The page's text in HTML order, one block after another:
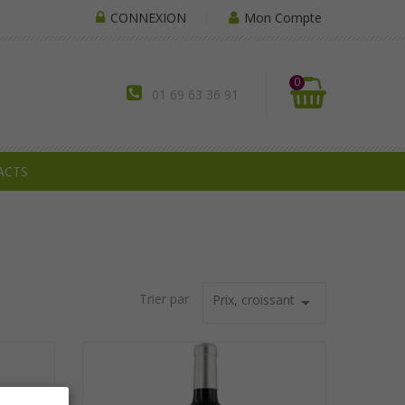
CONNEXION Mon Compte
01 69 63 36 91
0
Trier par Prix, croissant arrow_drop_down